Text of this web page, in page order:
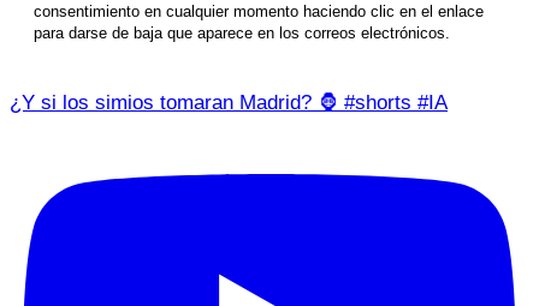
consentimiento en cualquier momento haciendo clic en el enlace
para darse de baja que aparece en los correos electrónicos.
¿Y si los simios tomaran Madrid? 🦍 #shorts #IA